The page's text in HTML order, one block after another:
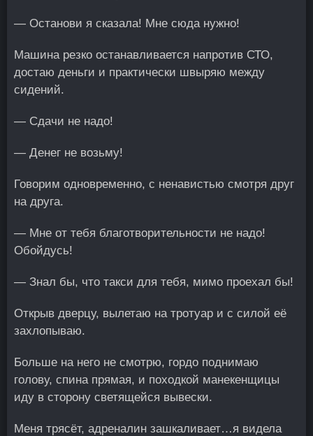
— Останови я сказала! Мне сюда нужно!
Машина резко останавливается напротив СТО,
достаю деньги и практически швыряю между
сидений.
— Сдачи не надо!
— Денег не возьму!
Говорим одновременно, с ненавистью смотря друг
на друга.
— Мне от тебя благотворительности не надо!
Обойдусь!
— Знал бы, что такси для тебя, мимо проехал бы!
Открыв дверцу, вылетаю на тротуар и с силой её
захлопываю.
Больше на него не смотрю, гордо поднимаю
голову, спина прямая, и походкой манекенщицы
иду в сторону светящейся вывески.
Меня трясёт, адреналин зашкаливает…я видела